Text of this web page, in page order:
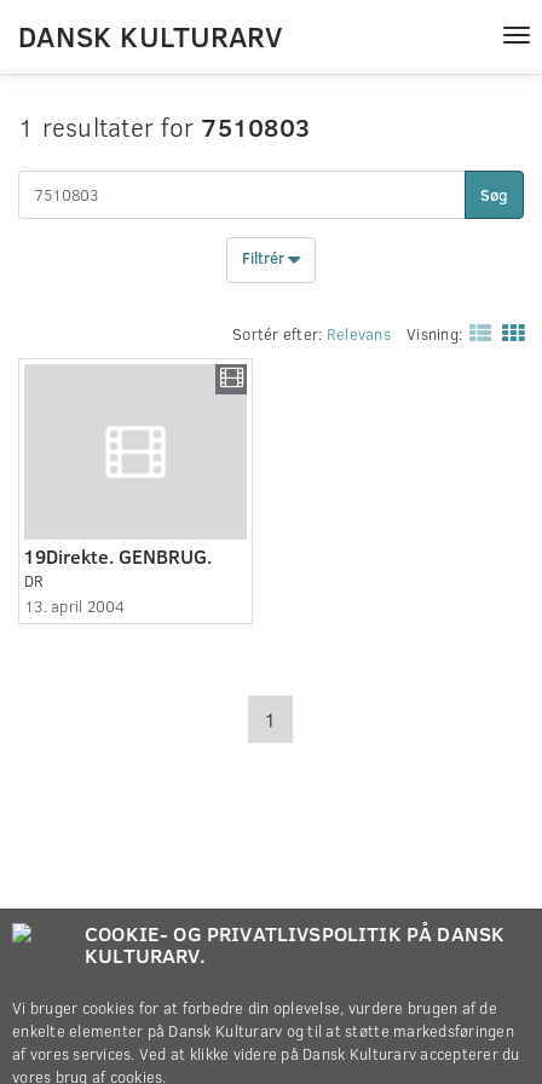
DANSK KULTURARV
1 resultater for 7510803
Søg
Filtrér
Sortér efter: Relevans Visning:
19Direkte. GENBRUG.
DR
13. april 2004
1
COOKIE- OG PRIVATLIVSPOLITIK PÅ DANSK
KULTURARV.
Vi bruger cookies for at forbedre din oplevelse, vurdere brugen af de
enkelte elementer på Dansk Kulturarv og til at støtte markedsføringen
af vores services. Ved at klikke videre på Dansk Kulturarv accepterer du
vores brug af cookies.